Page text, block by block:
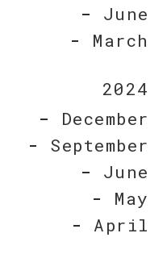
June
March
2024
December
September
June
May
April